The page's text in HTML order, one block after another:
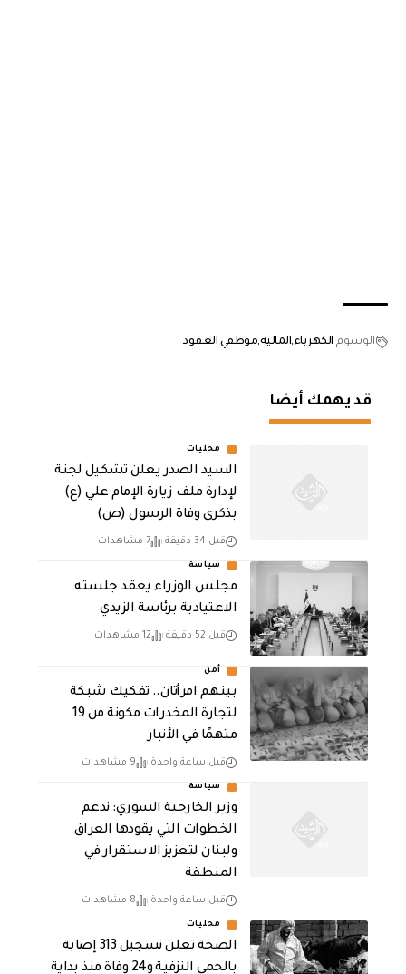
الوسوم الكهرباءالماليةموظفي العقود
قد يهمك أيضا
محليات
السيد الصدر يعلن تشكيل لجنة
لإدارة ملف زيارة الإمام علي (ع)
بذكرى وفاة الرسول (ص)
قبل 34 دقيقة 7 مشاهدات
سياسة
مجلس الوزراء يعقد جلسته
الاعتيادية برئاسة الزيدي
قبل 52 دقيقة 12 مشاهدات
أمن
بينهم امرأتان.. تفكيك شبكة
لتجارة المخدرات مكونة من 19
متهمًا في الأنبار
قبل ساعة واحدة 9 مشاهدات
سياسة
وزير الخارجية السوري: ندعم
الخطوات التي يقودها العراق
ولبنان لتعزيز الاستقرار في
المنطقة
قبل ساعة واحدة 8 مشاهدات
محليات
الصحة تعلن تسجيل 313 إصابة
بالحمى النزفية و24 وفاة منذ بداية